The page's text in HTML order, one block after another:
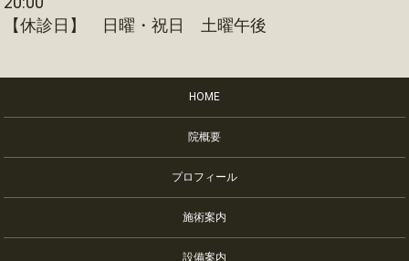
【休診日】 日曜・祝日 土曜午後
HOME
院概要
プロフィール
施術案内
設備案内